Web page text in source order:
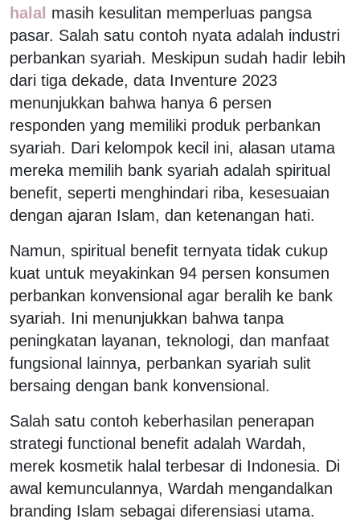
halal masih kesulitan memperluas pangsa
pasar. Salah satu contoh nyata adalah industri
perbankan syariah. Meskipun sudah hadir lebih
dari tiga dekade, data Inventure 2023
menunjukkan bahwa hanya 6 persen
responden yang memiliki produk perbankan
syariah. Dari kelompok kecil ini, alasan utama
mereka memilih bank syariah adalah spiritual
benefit, seperti menghindari riba, kesesuaian
dengan ajaran Islam, dan ketenangan hati.
Namun, spiritual benefit ternyata tidak cukup
kuat untuk meyakinkan 94 persen konsumen
perbankan konvensional agar beralih ke bank
syariah. Ini menunjukkan bahwa tanpa
peningkatan layanan, teknologi, dan manfaat
fungsional lainnya, perbankan syariah sulit
bersaing dengan bank konvensional.
Salah satu contoh keberhasilan penerapan
strategi functional benefit adalah Wardah,
merek kosmetik halal terbesar di Indonesia. Di
awal kemunculannya, Wardah mengandalkan
branding Islam sebagai diferensiasi utama.